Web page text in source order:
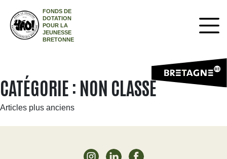
FONDS DE
DOTATION
POUR LA
JEUNESSE
BRETONNE
CATÉGORIE : NON CLASSÉ
NAVIGATION
DES
Articles plus anciens